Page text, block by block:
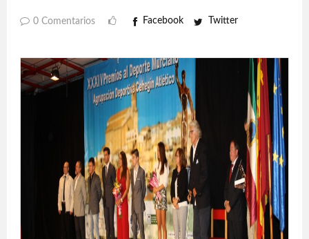
0 Comentarios Facebook Twitter